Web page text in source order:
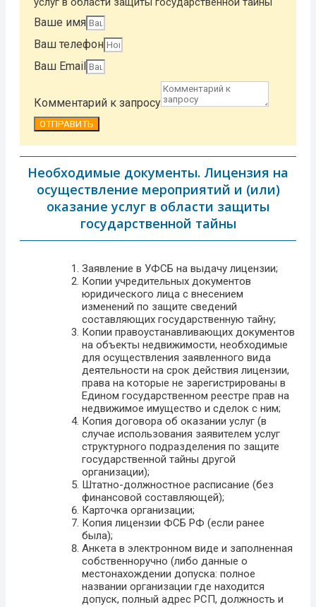
Ваше имя
Ваш телефон
Ваш Email
Комментарий к запросу
ОТПРАВИТЬ
Необходимые документы. Лицензия на
осуществление мероприятий и (или)
оказание услуг в области защиты
государственной тайны
Заявление в УФСБ на выдачу лицензии;
Копии учредительных документов
юридического лица с внесением
изменений по защите сведений
составляющих государственную тайну;
Копии правоустанавливающих документов
на объекты недвижимости, необходимые
для осуществления заявленного вида
деятельности на срок действия лицензии,
права на которые не зарегистрированы в
Едином государственном реестре прав на
недвижимое имущество и сделок с ним;
Копия договора об оказании услуг (в
случае использования заявителем услуг
структурного подразделения по защите
государственной тайны другой
организации);
Штатно-должностное расписание (без
финансовой составляющей);
Карточка организации;
Копия лицензии ФСБ РФ (если ранее
была);
Анкета в электронном виде и заполненная
собственноручно (либо данные о
местонахождении допуска: полное
названии организации где находится
допуск, полный адрес РСП, должность и